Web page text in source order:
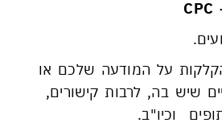
CPC
על המודעה שלכם או
שיש בה, לרבות קישורים,
וכיו"ב.